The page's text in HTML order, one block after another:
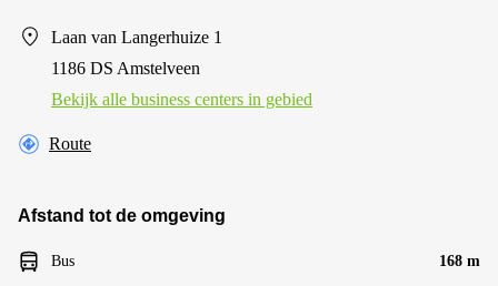
Laan van Langerhuize 1
1186 DS Amstelveen
Bekijk alle business centers in gebied
Route
Afstand tot de omgeving
Bus 168 m